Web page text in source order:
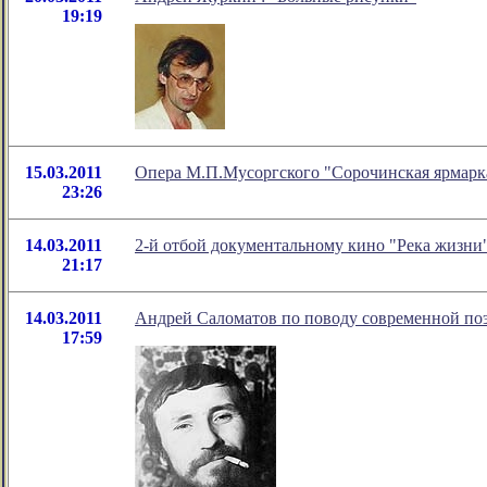
19:19
15.03.2011
23:26
Опера М.П.Мусоргского "Сорочинская
14.03.2011
21:17
2-й отбой документальному кино "Река
14.03.2011
17:59
Андрей Саломатов по поводу современной